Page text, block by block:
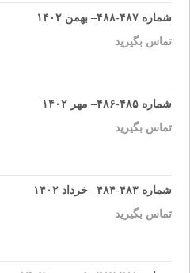
شماره ۴۸۷-۴۸۸– بهمن ۱۴۰۲
تماس بگیرید
شماره ۴۸۵-۴۸۶– مهر ۱۴۰۲
تماس بگیرید
شماره ۴۸۳-۴۸۴– خرداد ۱۴۰۲
تماس بگیرید